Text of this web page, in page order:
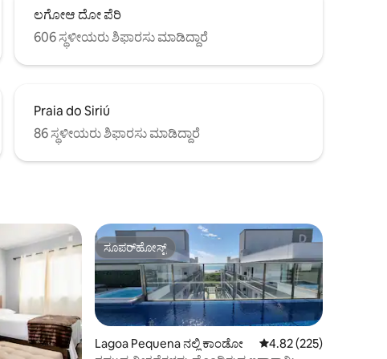
ಲಗೋಆ ದೋ ಪೆರಿ
606 ಸ್ಥಳೀಯರು ಶಿಫಾರಸು ಮಾಡಿದ್ದಾರೆ
Praia do Siriú
86 ಸ್ಥಳೀಯರು ಶಿಫಾರಸು ಮಾಡಿದ್ದಾರೆ
ಸೂಪರ್‌ಹೋಸ್ಟ್
ಸೂಪರ್‌ಹೋಸ್ಟ್
Lagoa Pequena ನಲ್ಲಿ ಕಾಂಡೋ 5 ರಲ್ಲಿ 4.82 ಸರಾಸರಿ
4.82 (225)